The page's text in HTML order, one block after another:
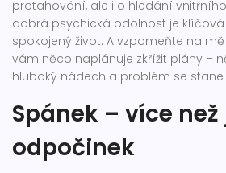
protahování, ale i o hledání
dobrá psychická odolnost je
spokojený život. A vzpomeňte na
vám něco naplánuje zkřížit plány –
hluboký nádech a problém se
Spánek – více než
odpočinek